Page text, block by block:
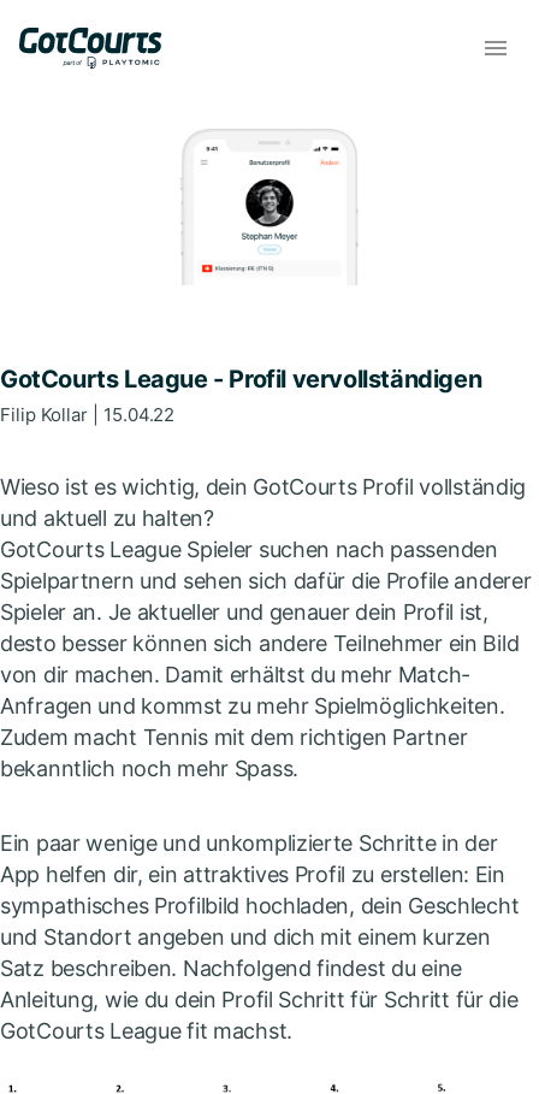
GotCourts League - Profil vervollständigen
Filip Kollar | 15.04.22
Wieso ist es wichtig, dein GotCourts Profil vollständig
und aktuell zu halten?
GotCourts League Spieler suchen nach passenden
Spielpartnern und sehen sich dafür die Profile anderer
Spieler an. Je aktueller und genauer dein Profil ist,
desto besser können sich andere Teilnehmer ein Bild
von dir machen. Damit erhältst du mehr Match-
Anfragen und kommst zu mehr Spielmöglichkeiten.
Zudem macht Tennis mit dem richtigen Partner
bekanntlich noch mehr Spass.
Ein paar wenige und unkomplizierte Schritte in der
App helfen dir, ein attraktives Profil zu erstellen: Ein
sympathisches Profilbild hochladen, dein Geschlecht
und Standort angeben und dich mit einem kurzen
Satz beschreiben. Nachfolgend findest du eine
Anleitung, wie du dein Profil Schritt für Schritt für die
GotCourts League fit machst.